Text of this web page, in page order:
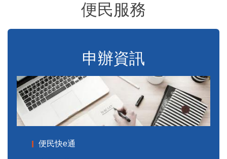
便民服務
申辦資訊
便民快e通